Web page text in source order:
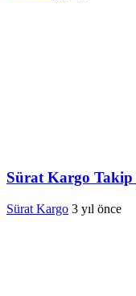
Sürat Kargo Takip
Sürat Kargo 3 yıl önce